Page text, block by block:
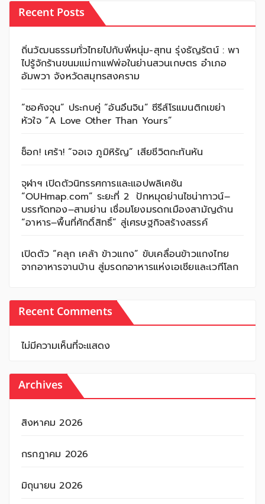
Recent Posts
ถิ่นวัฒนธรรมทั่วไทยไปกับพี่หนุ่ม-สุทน รุ่งธัญรัตน์ : พา
ไปรู้จักร้านขนมแม่กาแฟพ่อในย่านสวนเกษตร อำเภอ
อัมพวา จังหวัดสมุทรสงคราม
“ซอคังจุน” ประกบคู่ “อันอึนจิน” ซีรีส์โรแมนติกเขย่า
หัวใจ “A Love Other Than Yours”
ช็อก! เศร้า! “จอเจ ภูมิหิรัญ” เสียชีวิตกะทันหัน
จุฬาฯ เปิดตัวนิทรรศการและแอปพลิเคชัน
“OUHmap.com” ระยะที่ 2 ปักหมุดย่านไชน่าทาวน์–
บรรทัดทอง–สามย่าน เชื่อมโยงมรดกเมืองสามัญด้าน
“อาหาร–พื้นที่ศักดิ์สิทธิ์” สู่เศรษฐกิจสร้างสรรค์
เปิดตัว “คลุก เคล้า ข้าวแกง” ขับเคลื่อนข้าวแกงไทย
จากอาหารจานบ้าน สู่มรดกอาหารแห่งเอเชียและเวทีโลก
Recent Comments
ไม่มีความเห็นที่จะแสดง
Archives
สิงหาคม 2026
กรกฎาคม 2026
มิถุนายน 2026